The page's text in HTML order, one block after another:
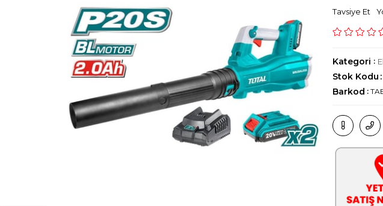
Tavsiye Et
Kategori :
Stok Kodu
Barkod :